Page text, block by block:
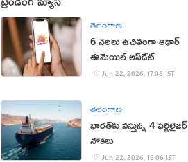
తెలంగాణ
6 నెలలు ఉచితంగా ఆధార్
ఈమెయిల్ అప్‌డేట్
Jun 22, 2026, 17:06 IST
తెలంగాణ
భారత్‌కు వస్తున్న 4 ఫెర్టిలైజర్
నౌకలు
Jun 22, 2026, 16:06 IST